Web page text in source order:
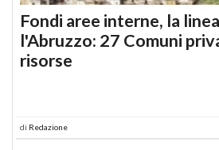
Fondi aree interne, la
l'Abruzzo: 27 Comuni
risorse
di Redazione